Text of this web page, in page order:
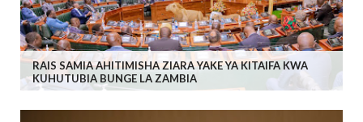
RAIS SAMIA AHITIMISHA ZIARA YAKE YA KITAIFA KWA
KUHUTUBIA BUNGE LA ZAMBIA